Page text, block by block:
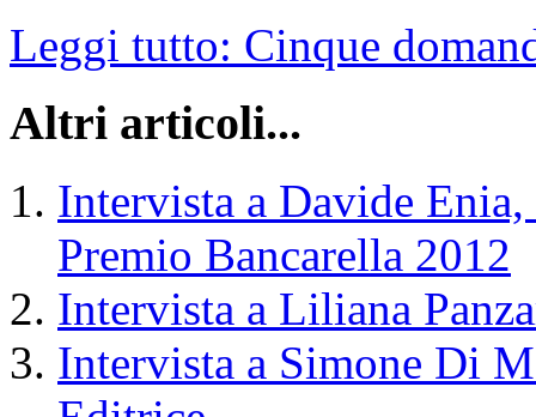
Leggi tutto: Cinque
Altri articoli...
Intervista a Davide
Premio Bancarella 2012
Intervista a Liliana
Intervista a Simone Di